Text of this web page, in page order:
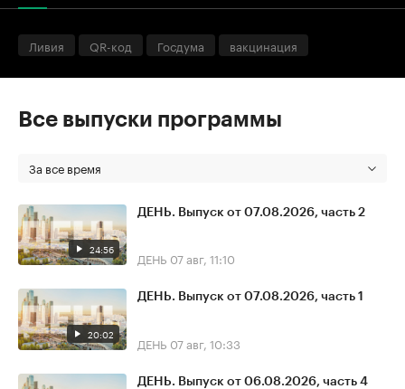
Ливия QR-код Госдума вакцинация
Все выпуски программы
За все время
24:56
ДЕНЬ. Выпуск от 07.08.2026, часть 2
ДЕНЬ 07 авг, 11:10
20:02
ДЕНЬ. Выпуск от 07.08.2026, часть 1
ДЕНЬ 07 авг, 10:33
ДЕНЬ. Выпуск от 06.08.2026, часть 4